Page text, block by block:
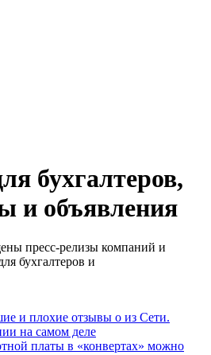
бухгалтеров,
и объявления
пресс-релизы компаний и
бухгалтеров и
и плохие отзывы о из Сети.
на самом деле
платы в «конвертах» можно